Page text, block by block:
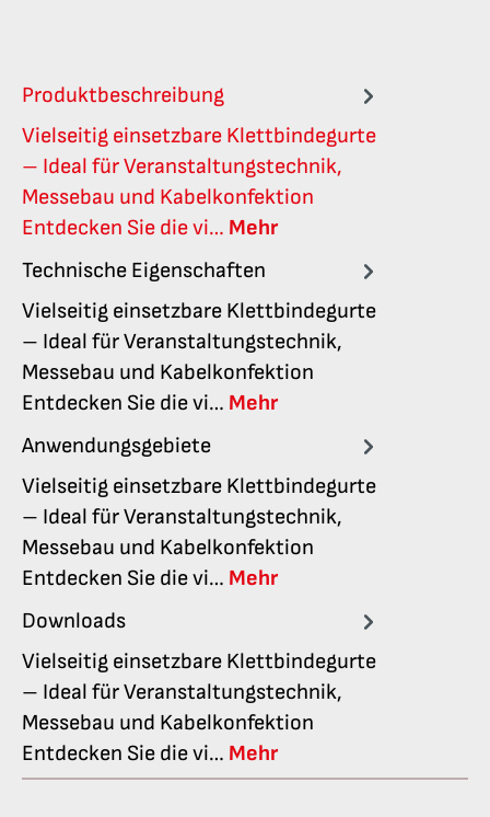
Produktbeschreibung
Vielseitig einsetzbare Klettbindegurte
– Ideal für Veranstaltungstechnik,
Messebau und Kabelkonfektion
Entdecken Sie die vi… Mehr
Technische Eigenschaften
Vielseitig einsetzbare Klettbindegurte
– Ideal für Veranstaltungstechnik,
Messebau und Kabelkonfektion
Entdecken Sie die vi… Mehr
Anwendungsgebiete
Vielseitig einsetzbare Klettbindegurte
– Ideal für Veranstaltungstechnik,
Messebau und Kabelkonfektion
Entdecken Sie die vi… Mehr
Downloads
Vielseitig einsetzbare Klettbindegurte
– Ideal für Veranstaltungstechnik,
Messebau und Kabelkonfektion
Entdecken Sie die vi… Mehr